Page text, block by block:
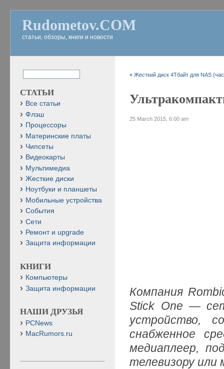
Rudometov.COM
статьи, обзоры, книги и новости
«Жесткий диск 4Тбайт для NAS
25 March 2015, 6:00 am
Компания
Stick One —
устройство,
снабженное
медиаплеер,
телевизору или
СТАТЬИ
Все статьи
Флэш
Процессоры
Материнские платы
Чипсеты
Видеокарты
Мультимедиа
Жесткие диски
Ноутбуки и планшеты
Мобильные устройства
События
Сети
Ремонт и upgrade
Защита информации
КНИГИ
Компьютеры
Защита информации
НАШИ ДРУЗЬЯ
PCNews
MacRumors.ru